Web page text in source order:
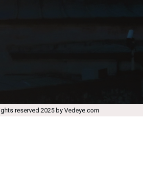
reserved 2025 by Vedeye.com